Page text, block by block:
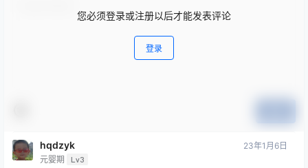
您必须登录或注册以后才能发表评论
登录
hqdzyk
元婴期 Lv3
23年1月6日